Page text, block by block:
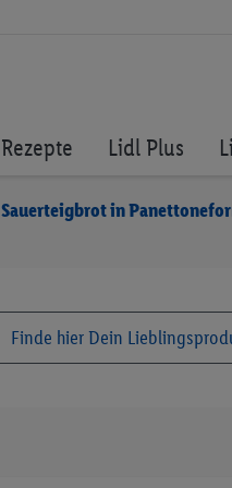
Rezepte Lidl Plus
Sauerteigbrot in